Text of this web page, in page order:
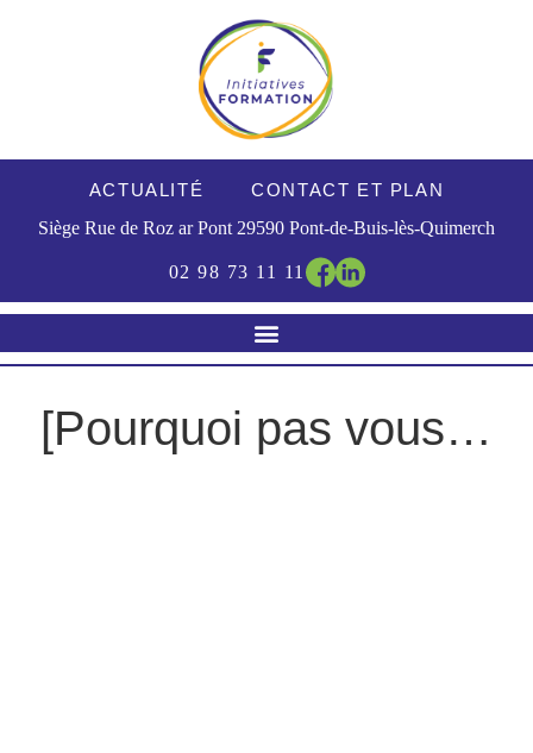
ACTUALITÉ
CONTACT ET PLAN
Siège Rue de Roz ar Pont 29590 Pont-de-Buis-lès-Quimerch
02 98 73 11 11
[Pourquoi pas vous…